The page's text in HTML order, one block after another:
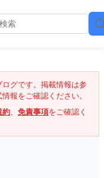
グです。掲載情報は参
報をご確認ください。
約、 免責事項をご確認く